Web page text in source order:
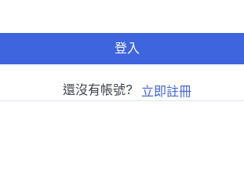
登入
還沒有帳號? 立即註冊